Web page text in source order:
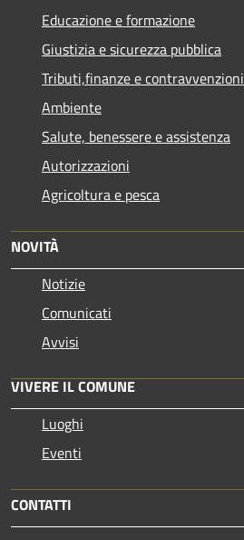
Educazione e formazione
Giustizia e sicurezza pubblica
Tributi,finanze e contravvenzioni
Ambiente
Salute, benessere e assistenza
Autorizzazioni
Agricoltura e pesca
NOVITÀ
Notizie
Comunicati
Avvisi
VIVERE IL COMUNE
Luoghi
Eventi
CONTATTI